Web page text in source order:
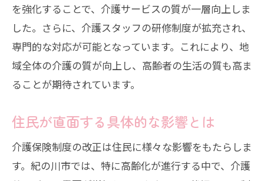
を強化することで、介護サービスの質が一層向上しま
した。さらに、介護スタッフの研修制度が拡充され、
専門的な対応が可能となっています。これにより、地
域全体の介護の質が向上し、高齢者の生活の質も高ま
ることが期待されています。
住民が直面する具体的な影響とは
介護保険制度の改正は住民に様々な影響をもたらしま
す。紀の川市では、特に高齢化が進行する中で、介護